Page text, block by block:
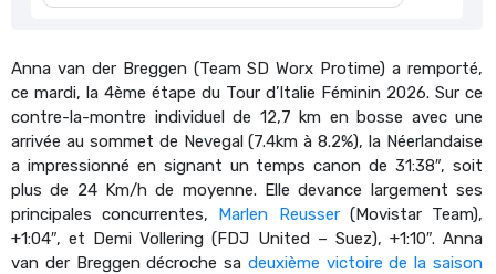
Anna van der Breggen (Team SD Worx Protime) a remporté,
ce mardi, la 4ème étape du Tour d’Italie Féminin 2026. Sur ce
contre-la-montre individuel de 12,7 km en bosse avec une
arrivée au sommet de Nevegal (7.4km à 8.2%), la Néerlandaise
a impressionné en signant un temps canon de 31:38″, soit
plus de 24 Km/h de moyenne. Elle devance largement ses
principales concurrentes, Marlen Reusser(Movistar Team),
+1:04″, et Demi Vollering (FDJ United – Suez), +1:10″. Anna
van der Breggen décroche sa deuxième victoire de la saison